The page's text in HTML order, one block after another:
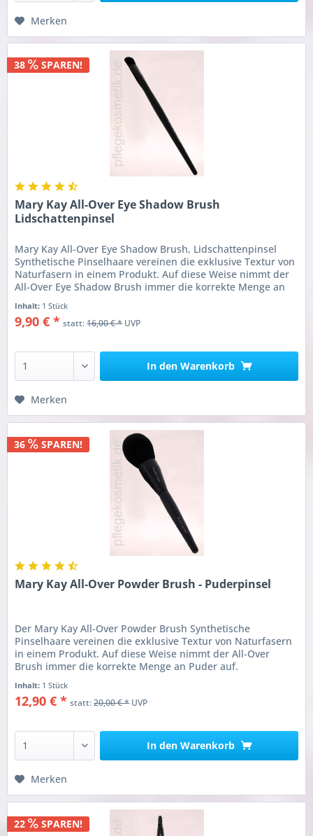
Merken
38 SPAREN!
Mary Kay All-Over Eye Shadow Brush
Lidschattenpinsel
Mary Kay All-Over Eye Shadow Brush, Lidschattenpinsel
Synthetische Pinselhaare vereinen die exklusive Textur von
Naturfasern in einem Produkt. Auf diese Weise nimmt der
All-Over Eye Shadow Brush immer die korrekte Menge an
Inhalt: 1 Stück
9,90 € * statt:16,00 € *UVP
In den Warenkorb
Merken
36 SPAREN!
Mary Kay All-Over Powder Brush - Puderpinsel
Der Mary Kay All-Over Powder Brush Synthetische
Pinselhaare vereinen die exklusive Textur von Naturfasern
in einem Produkt. Auf diese Weise nimmt der All-Over
Brush immer die korrekte Menge an Puder auf.
Inhalt: 1 Stück
12,90 € * statt:20,00 € *UVP
In den Warenkorb
Merken
22 SPAREN!